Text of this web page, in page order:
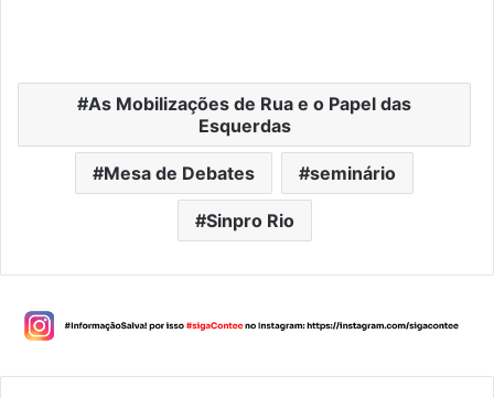
As Mobilizações de Rua e o Papel das
Esquerdas
Mesa de Debates seminário
Sinpro Rio